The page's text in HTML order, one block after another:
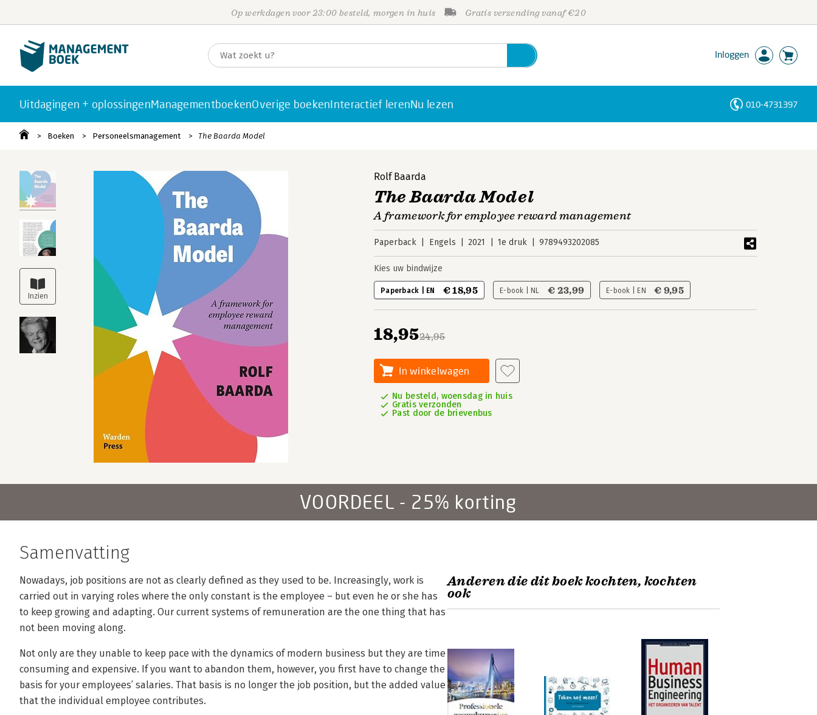
Op werkdagen voor 23:00 besteld, morgen in huis Gratis verzending vanaf €20
Inloggen
Uitdagingen + oplossingenManagementboekenOverige boekenInteractief lerenNu lezen 010-4731397
Boeken Personeelsmanagement The Baarda Model
Rolf Baarda
The Baarda Model
A framework for employee reward management
Paperback Engels 2021 1e druk 9789493202085
Kies uw bindwijze
Paperback | EN € 18,95 E-book | NL € 23,99 E-book | EN € 9,95
24,95
18,95
In winkelwagen
Nu besteld, woensdag in huis
Gratis verzonden
Past door de brievenbus
VOORDEEL - 25% korting
Samenvatting
Nowadays, job positions are not as clearly defined as they used to be. Increasingly, work is
carried out in varying roles where the only constant is the employee – but even he or she has
to keep growing and adapting. Our current systems of remuneration are the one thing that has
not been moving along.
Not only are they unable to keep pace with the dynamics of modern business but they are time
consuming and expensive. If you want to abandon them, however, you first have to change the
basis for your employees’ salaries. That basis is no longer the job position, but the added value
that the individual employee contributes.
Anderen die dit boek kochten, kochten
ook
Personen